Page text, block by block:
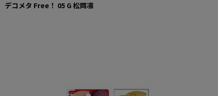
デコメタ Free！ 05 G 松岡凛